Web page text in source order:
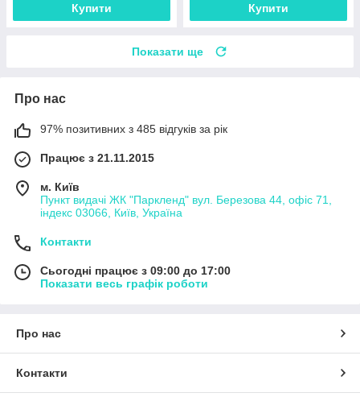
Купити Купити
Показати ще
Про нас
97% позитивних з 485 відгуків за рік
Працює з 21.11.2015
м. Київ
Пункт видачі ЖК "Паркленд" вул. Березова 44, офіс 71,
індекс 03066, Київ, Україна
Контакти
Сьогодні працює з 09:00 до 17:00
Показати весь графік роботи
Про нас
Контакти